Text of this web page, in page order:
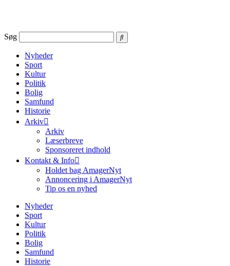
Søg
Nyheder
Sport
Kultur
Politik
Bolig
Samfund
Historie
Arkiv
Arkiv
Læserbreve
Sponsoreret indhold
Kontakt & Info
Holdet bag AmagerNyt
Annoncering i AmagerNyt
Tip os en nyhed
Nyheder
Sport
Kultur
Politik
Bolig
Samfund
Historie